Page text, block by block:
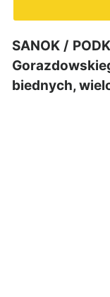
SANOK /
biednych,